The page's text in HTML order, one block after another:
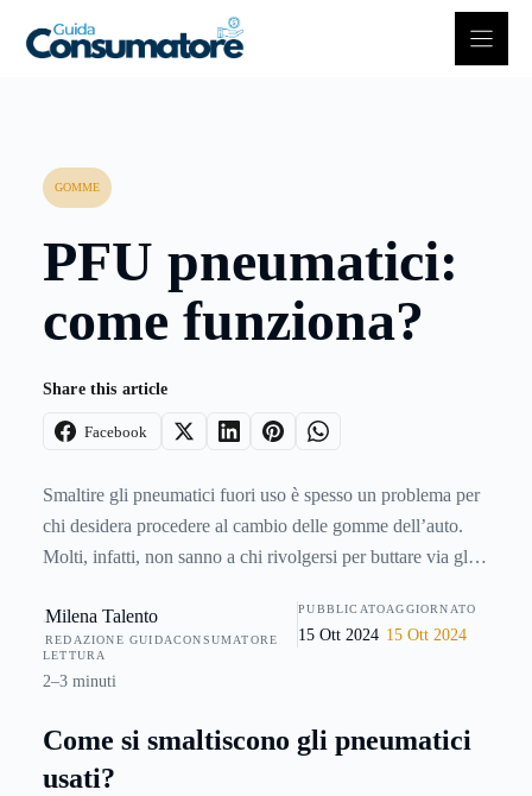
GOMME
PFU pneumatici:
come funziona?
Share this article
Facebook
Smaltire gli pneumatici fuori uso è spesso un problema per
chi desidera procedere al cambio delle gomme dell’auto.
Molti, infatti, non sanno a chi rivolgersi per buttare via gli
oppure agli specialisti dello smaltimento.
Milena Talento
REDAZIONE GUIDACONSUMATORE
PUBBLICATO
15 Ott 2024
AGGIORNATO
15 Ott 2024
LETTURA
2–3 minuti
Come si smaltiscono gli pneumatici
usati?